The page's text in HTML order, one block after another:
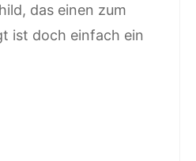
das einen zum
ist doch einfach ein